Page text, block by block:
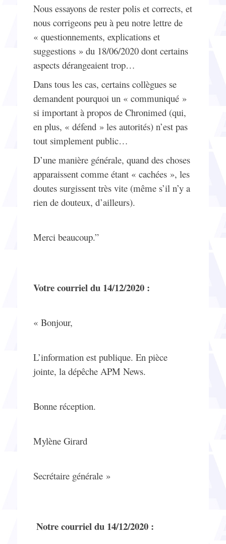
Nous essayons de rester polis et corrects, et
nous corrigeons peu à peu notre lettre de
« questionnements, explications et
suggestions » du 18/06/2020 dont certains
aspects dérangeaient trop…
Dans tous les cas, certains collègues se
demandent pourquoi un « communiqué »
si important à propos de Chronimed (qui,
en plus, « défend » les autorités) n’est pas
tout simplement public…
D’une manière générale, quand des choses
apparaissent comme étant « cachées », les
doutes surgissent très vite (même s’il n’y a
rien de douteux, d’ailleurs).
Merci beaucoup.”
Votre courriel du 14/12/2020 :
« Bonjour,
L’information est publique. En pièce
jointe, la dépêche APM News.
Bonne réception.
Mylène Girard
Secrétaire générale »
Notre courriel du 14/12/2020 :